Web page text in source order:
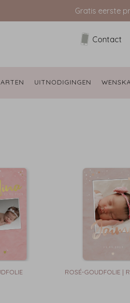
Gratis eerste
Contact
UITNODIGINGEN
ROSÉ-GOUDFOLIE |